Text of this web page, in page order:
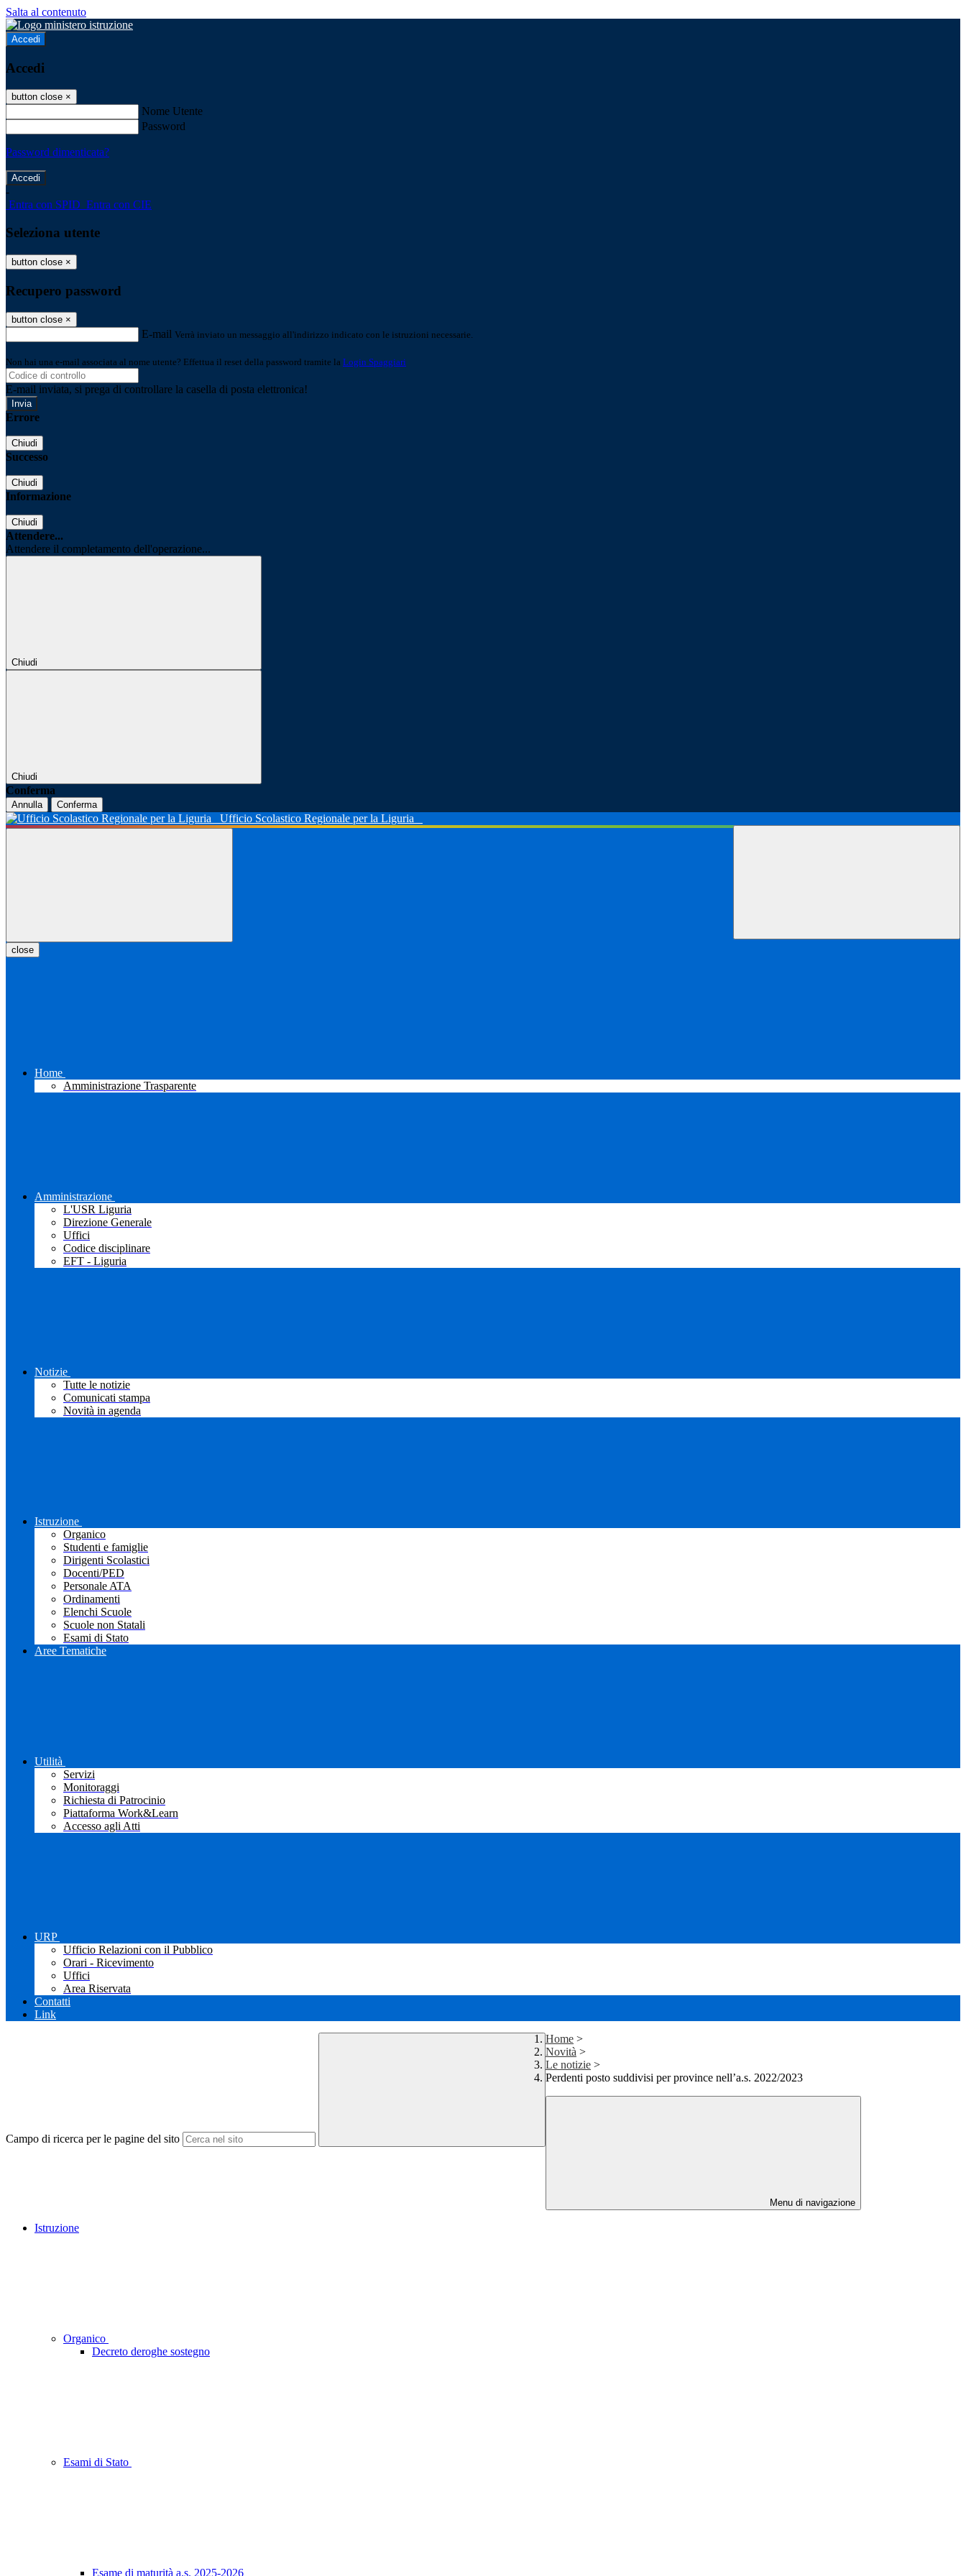
Salta al contenuto
Accedi
Accedi
button close ×
Nome Utente
Password
Password dimenticata?
-
Entra con SPID Entra con CIE
Seleziona utente
button close ×
Recupero password
button close ×
E-mail Verrà inviato un messaggio all'indirizzo indicato con le istruzioni necessarie.
Non hai una e-mail associata al nome utente? Effettua il reset della password tramite la Login Spaggiari
E-mail inviata, si prega di controllare la casella di posta elettronica!
Errore
Chiudi
Successo
Chiudi
Informazione
Chiudi
Attendere...
Attendere il completamento dell'operazione...
Chiudi
Chiudi
Conferma
Annulla Conferma
Ufficio Scolastico Regionale per la Liguria
close
Home
Amministrazione Trasparente
Amministrazione
L'USR Liguria
Direzione Generale
Uffici
Codice disciplinare
EFT - Liguria
Notizie
Tutte le notizie
Comunicati stampa
Novità in agenda
Istruzione
Organico
Studenti e famiglie
Dirigenti Scolastici
Docenti/PED
Personale ATA
Ordinamenti
Elenchi Scuole
Scuole non Statali
Esami di Stato
Aree Tematiche
Utilità
Servizi
Monitoraggi
Richiesta di Patrocinio
Piattaforma Work&Learn
Accesso agli Atti
URP
Ufficio Relazioni con il Pubblico
Orari - Ricevimento
Uffici
Area Riservata
Contatti
Link
Campo di ricerca per le pagine del sito
Home >
Novità >
Le notizie >
Perdenti posto suddivisi per province nell’a.s. 2022/2023
Menu di navigazione
Istruzione
Organico
Decreto deroghe sostegno
Esami di Stato
Esame di maturità a.s. 2025-2026